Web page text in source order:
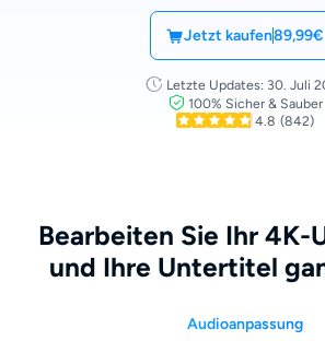
Jetzt kaufen89,99€
Letzte Updates: 30. Juli
100% Sicher & Sauber
4.8 (842)
Bearbeiten Sie Ihr 4K-
und Ihre Untertitel
Audioanpassung